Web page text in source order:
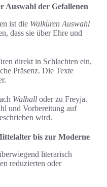
Auswahl der Gefallenen
ist die Walküren Auswahl
dass sie über Ehre und
direkt in Schlachten ein,
Präsenz. Die Texte
Walhall oder zu Freyja.
und Vorbereitung auf
wird.
bis zur Moderne
literarisch
reduzierten oder